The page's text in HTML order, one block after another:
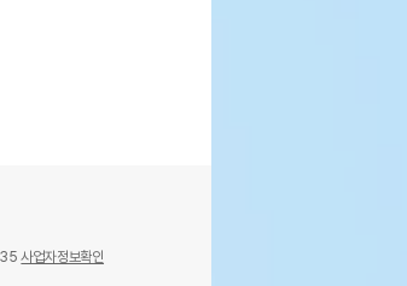
사업자정보확인